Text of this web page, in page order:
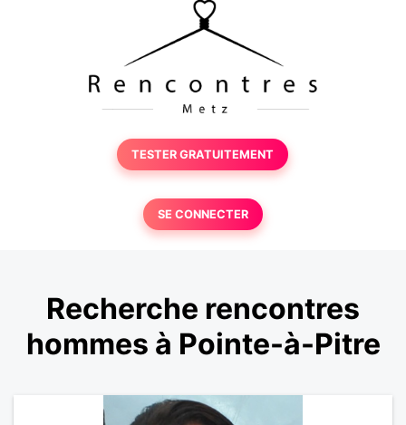
TESTER GRATUITEMENT
SE CONNECTER
Recherche rencontres
hommes à Pointe-à-Pitre